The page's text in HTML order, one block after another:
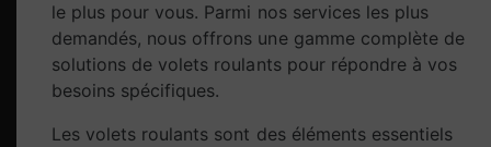
le plus pour vous. Parmi nos services les plus
demandés, nous offrons une gamme complète de
solutions de volets roulants pour répondre à vos
besoins spécifiques.
Les volets roulants sont des éléments essentiels